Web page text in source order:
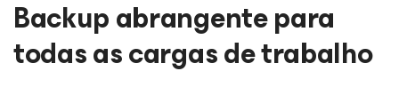
Backup abrangente para
todas as cargas de trabalho